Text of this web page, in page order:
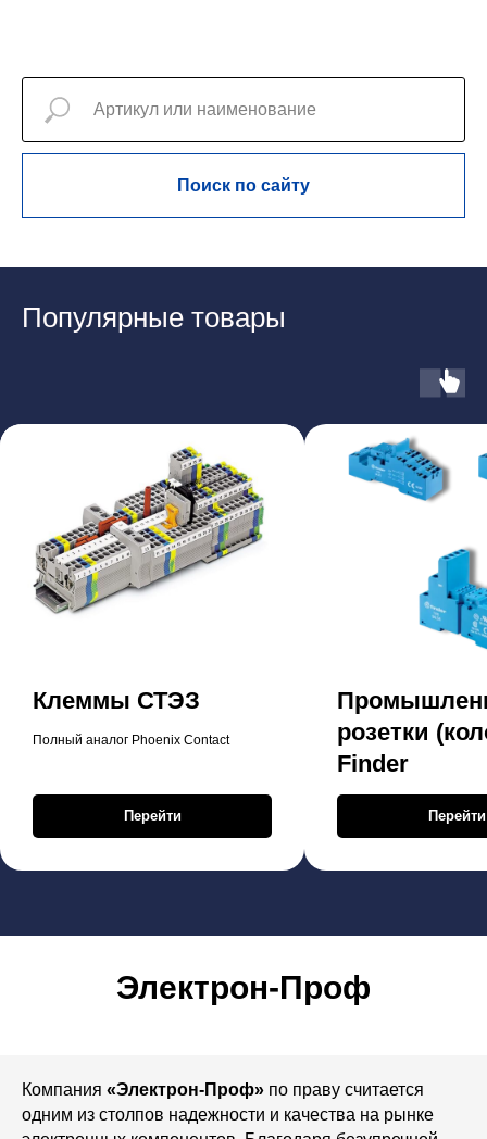
Поиск по сайту
Популярные товары
Клеммы СТЭЗ
Полный аналог Phoenix Contact
Перейти
розетки
Finder
Перейти
Электрон-Проф
Компания «Электрон-Проф» по праву считается
одним из столпов надежности и качества на рынке